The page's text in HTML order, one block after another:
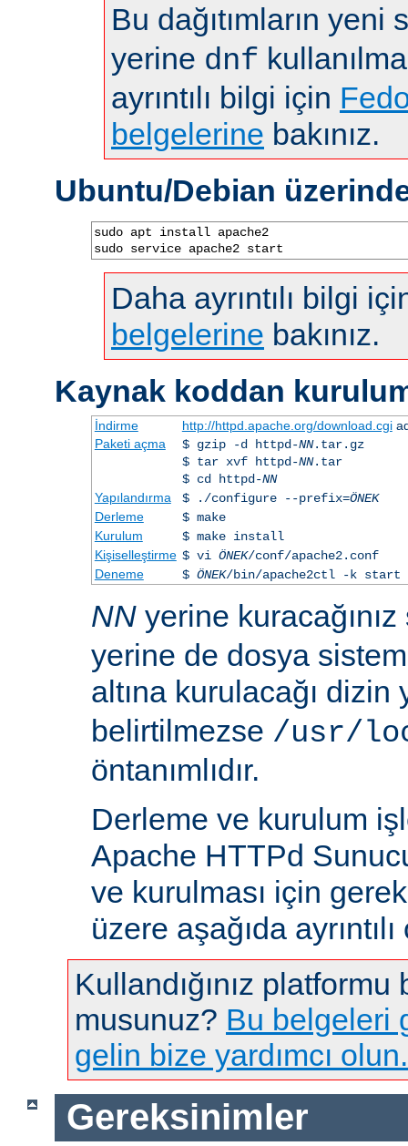
Bu dağıtımların
yerine dnf
ayrıntılı bilgi için
belgelerine bakınız.
Ubuntu/Debian
sudo apt install apache2
sudo service apache2 start
Daha ayrıntılı bilgi
belgelerine bakınız.
Kaynak koddan
İndirme http://httpd.apache.org/download.cgi
Paketi açma
$ gzip -d httpd-NN.tar.gz
$ tar xvf httpd-NN.tar
$ cd httpd-NN
Yapılandırma
$ ./configure --prefix=ÖNEK
Derleme
$ make
Kurulum
$ make install
Kişiselleştirme $ vi ÖNEK/conf/apache2.conf
Deneme
$ ÖNEK/bin/apache2ctl -k start
NN yerine
yerine de dosya
altına kurulacağı dizin
belirtilmezse /usr/
öntanımlıdır.
Derleme ve kurulum
Apache HTTPd
ve kurulması için
üzere aşağıda
Kullandığınız
musunuz? Bu belgeleri
gelin bize yardımcı olun.
Gereksinimler